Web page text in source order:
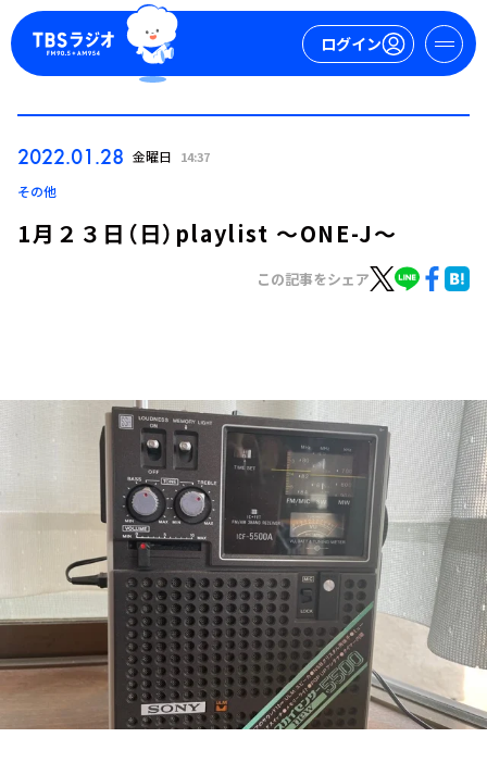
ログイン
今日の番組表
週間番組表
トピックス
TBS Podcast
お知らせ
イベント・グッズ
YouTube
会社情報
2022.01.28 金曜日 14:37
その他
1月２３日（日）playlist ～ONE-J～
この記事をシェア